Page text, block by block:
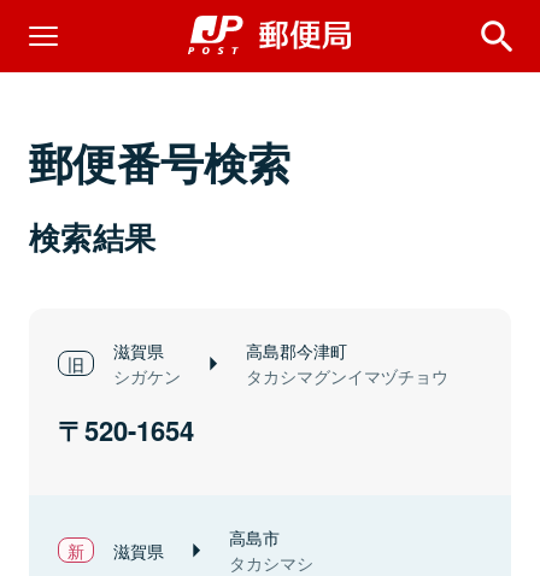
郵便番号検索
検索結果
滋賀県
シガケン
高島郡今津町
タカシマグンイマヅチョウ
520-1654
滋賀県 高島市
タカシマシ